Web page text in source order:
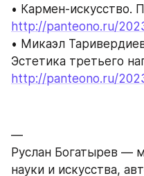
http://panteono.ru/
• Микаэл
http://panteono.ru/
—
Руслан Богатырев —
науки и искусства,